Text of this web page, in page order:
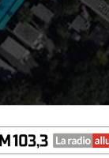
à 13h45
veut